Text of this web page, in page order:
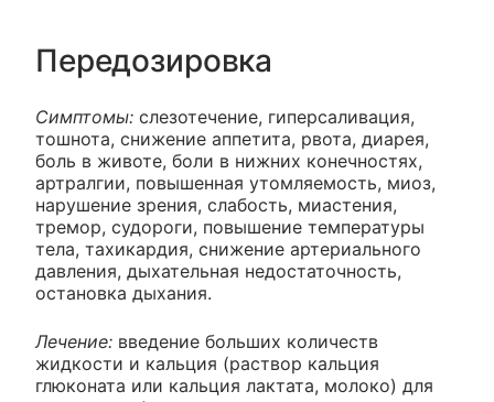
Передозировка
Симптомы: слезотечение, гиперсаливация,
тошнота, снижение аппетита, рвота, диарея,
боль в животе, боли в нижних конечностях,
артралгии, повышенная утомляемость, миоз,
нарушение зрения, слабость, миастения,
тремор, судороги, повышение температуры
тела, тахикардия, снижение артериального
давления, дыхательная недостаточность,
остановка дыхания.
Лечение: введение больших количеств
жидкости и кальция (раствор кальция
глюконата или кальция лактата, молоко) для